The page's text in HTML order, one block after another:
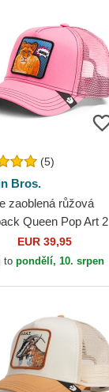
(5)
Bros.
zaoblená růžová
Queen Pop Art 2
Goorin Bros.
EUR 39,95
topondělí, 10. srpen